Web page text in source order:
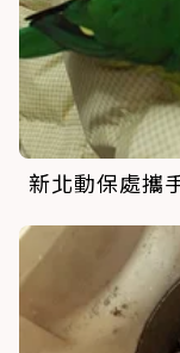
新北動保處攜